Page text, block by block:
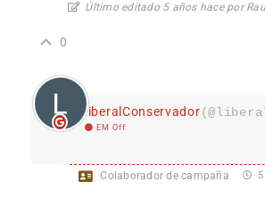
Último editado 5 años hace por
0
LiberalConservador
EM Off
Colaborador de campaña